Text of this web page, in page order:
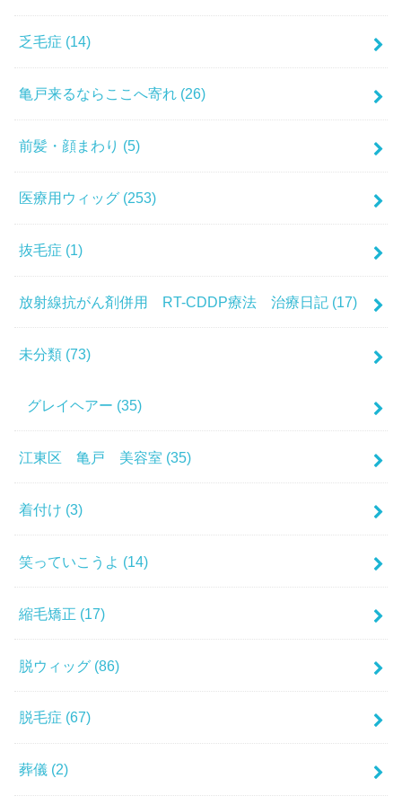
乏毛症 (14)
亀戸来るならここへ寄れ (26)
前髪・顔まわり (5)
医療用ウィッグ (253)
抜毛症 (1)
放射線抗がん剤併用 RT-CDDP療法 治療日記 (17)
未分類 (73)
グレイヘアー (35)
江東区 亀戸 美容室 (35)
着付け (3)
笑っていこうよ (14)
縮毛矯正 (17)
脱ウィッグ (86)
脱毛症 (67)
葬儀 (2)